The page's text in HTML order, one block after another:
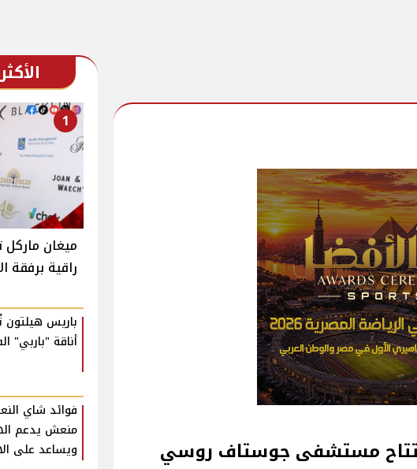
مستشفى جوستاف روسي
1
ميغان ماركل
راقية برفقة
باريس هيلتون
أناقة "باربي"
فوائد شاي
منعش يدعم
ويساعد على